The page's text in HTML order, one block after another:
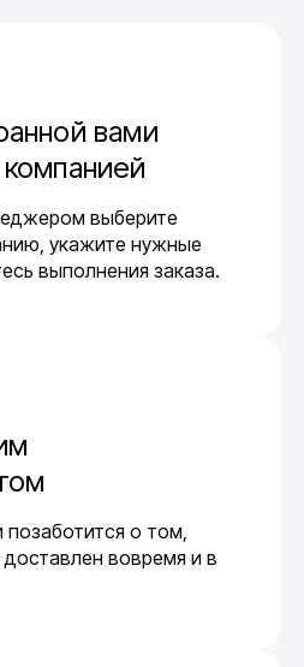
вами
выберите
укажите нужные
выполнения заказа.
о том,
вовремя и в